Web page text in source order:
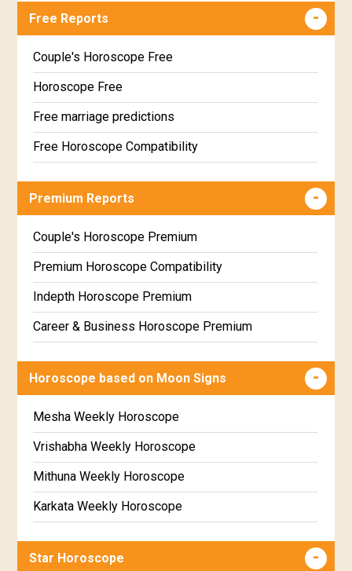
Free Reports
Couple's Horoscope Free
Horoscope Free
Free marriage predictions
Free Horoscope Compatibility
Wealth & Fortune Horoscope Free
Free Daily Rashiphal
Free Weekly Rashifal
Free Star Horoscope
Free panchanga Predictions
Free Chinese Horoscope
Free Personal Horoscope
Free Chinese Compatibility
Free Numerology Report
Free Feng Shui
Premium Reports
Couple's Horoscope Premium
Premium Horoscope Compatibility
Indepth Horoscope Premium
Career & Business Horoscope Premium
Marriage Horoscope Premium
Premium Gem Recommendation Report
Premium Ugadi Prediction
Premium Yoga Predictions
Premium Super Horoscope
Premium Yearly Horoscope
Horoscope based on Moon Signs
Mesha Weekly Horoscope
Vrishabha Weekly Horoscope
Mithuna Weekly Horoscope
Karkata Weekly Horoscope
Kanya Weekly Horoscope
Star Horoscope